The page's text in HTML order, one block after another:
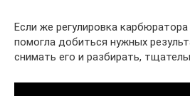
Если же регулировка карбюратора
помогла добиться нужных
снимать его и разбирать,